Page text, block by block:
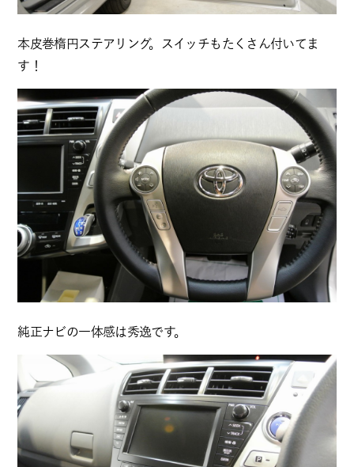
本皮巻楕円ステアリング。スイッチもたくさん付いてま
す！
純正ナビの一体感は秀逸です。